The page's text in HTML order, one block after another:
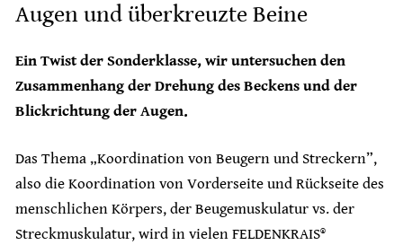
Augen und überkreuzte Beine
Ein Twist der Sonderklasse, wir untersuchen den
Zusammenhang der Drehung des Beckens und der
Blickrichtung der Augen.
Das Thema „Koordination von Beugern und Streckern”,
also die Koordination von Vorderseite und Rückseite des
menschlichen Körpers, der Beugemuskulatur vs. der
Streckmuskulatur, wird in vielen FELDENKRAIS®